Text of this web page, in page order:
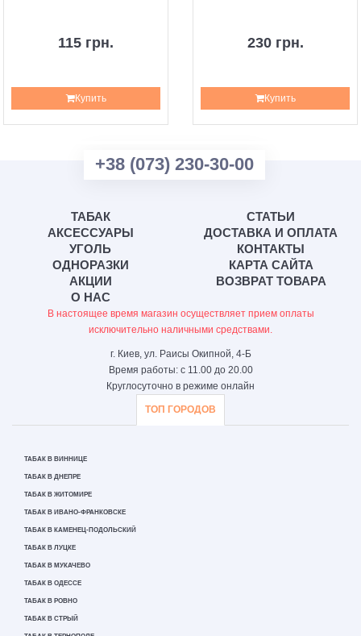
115 грн.
Купить
230 грн.
Купить
+38 (073) 230-30-00
ТАБАК
АКСЕССУАРЫ
УГОЛЬ
ОДНОРАЗКИ
АКЦИИ
О НАС
СТАТЬИ
ДОСТАВКА И ОПЛАТА
КОНТАКТЫ
КАРТА САЙТА
ВОЗВРАТ ТОВАРА
В настоящее время магазин осуществляет прием оплаты
исключительно наличными средствами.
г. Киев, ул. Раисы Окипной, 4-Б
Время работы: с 11.00 до 20.00
Круглосуточно в режиме онлайн
ТОП ГОРОДОВ
ТАБАК В ВИННИЦЕ
ТАБАК В ДНЕПРЕ
ТАБАК В ЖИТОМИРЕ
ТАБАК В ИВАНО-ФРАНКОВСКЕ
ТАБАК В КАМЕНЕЦ-ПОДОЛЬСКИЙ
ТАБАК В ЛУЦКЕ
ТАБАК В МУКАЧЕВО
ТАБАК В ОДЕССЕ
ТАБАК В РОВНО
ТАБАК В СТРЫЙ